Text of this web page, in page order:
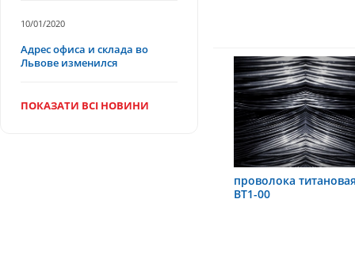
проволока
ВТ1-00
10/01/2020
Адрес офиса и склада во
Львове изменился
ПОКАЗАТИ ВСІ НОВИНИ